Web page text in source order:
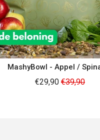
MashyBowl - Appel /
€29,90 Normale
€39,90